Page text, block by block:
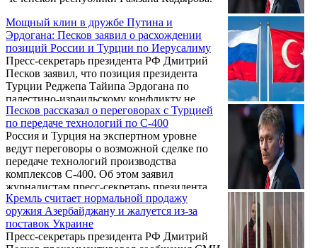
Мощный клин в дружбе Путина и
Эрдогана: Песков заявил о расхождении
позиций России и Турции по Иерусалиму
Пресс-секретарь президента РФ Дмитрий
Песков заявил, что позиция президента
Турции Реджепа Тайипа Эрдогана по
палестино-израильскому конфликту не
совпадает с российской. Об этом сообщает
RT.
Песков рассказал о переговорах с Турцией
по передаче технологий по С-400
Россия и Турция на экспертном уровне
ведут переговоры о возможной сделке по
передаче технологий производства
комплексов С-400. Об этом заявил
журналистам пресс-секретарь президента
РФ Дмитрий Песков, передает РИА
Новости.
Кремль считает нормальной продажу
оружия Азербайджану и жалуется из-за
поставок Украине
Пресс-секретарь президента РФ Дмитрий